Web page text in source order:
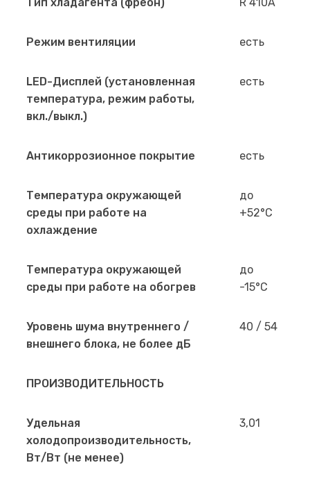
Режим вентиляции есть
LED-Дисплей (установленная
температура, режим работы,
вкл./выкл.)
есть
Антикоррозионное покрытие есть
Температура окружающей
среды при работе на
охлаждение
до
+52°С
Температура окружающей
среды при работе на обогрев
до
-15°С
Уровень шума внутреннего /
внешнего блока, не более дБ
40 / 54
ПРОИЗВОДИТЕЛЬНОСТЬ
Удельная
холодопроизводительность,
Вт/Вт (не менее)
3,01